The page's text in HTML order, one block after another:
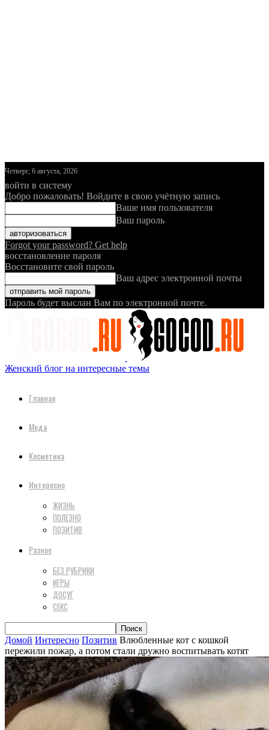
Четверг, 6 августа, 2026
войти в систему
Добро пожаловать! Войдите в свою учётную запись
Ваше имя пользователя
Ваш пароль
Forgot your password? Get help
восстановление пароля
Восстановите свой пароль
Ваш адрес электронной почты
Пароль будет выслан Вам по электронной почте.
Женский блог на интересные темы
Главная
Мода
Косметика
Интересно
ЖИЗНЬ
ПОЛЕЗНО
ПОЗИТИВ
Разное
БЕЗ РУБРИКИ
ИГРЫ
ДОСУГ
СЕКС
Домой Интересно Позитив Влюбленные кот с кошкой
пережили пожар, а потом стали дружно воспитывать котят